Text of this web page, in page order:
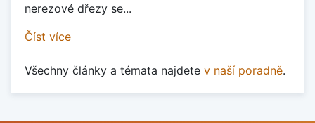
nerezové dřezy se...
Číst více
Všechny články a témata najdete v naší poradně.